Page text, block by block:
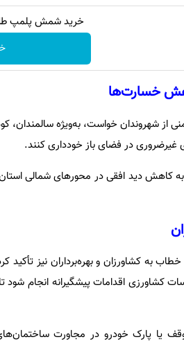
خرید شمش پلمپ طلاسی، از ۰.۵
خسارت‌ها
از شهروندان خواست، به‌ویژه سالمندان،
در فضای باز خودداری کنند.
کاهش دید افقی در محورهای شمالی
به کشاورزان و بهره‌برداران نیز
کشاورزی اقدامات پیشگیرانه انجام شود
یا پارک خودرو در مجاورت ساختمان‌های